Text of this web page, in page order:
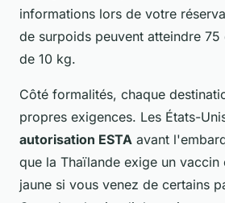
informations lors de votre
de surpoids peuvent atteindre
de 10 kg.
Côté formalités, chaque
propres exigences. Les États-
autorisation ESTA avant
que la Thaïlande exige un
jaune si vous venez de certains